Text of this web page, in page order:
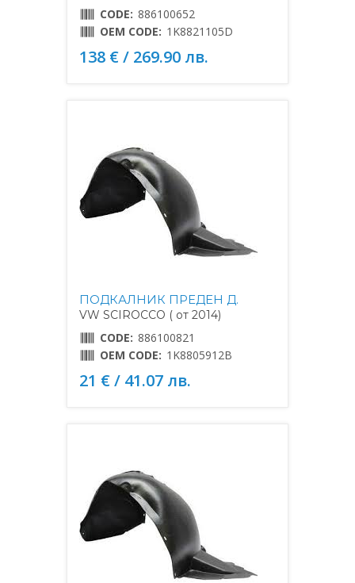
CODE: 886100652
OEM CODE: 1K8821105D
138 € / 269.90 лв.
ПОДКАЛНИК ПРЕДЕН Д.
VW SCIROCCO ( от 2014)
CODE: 886100821
OEM CODE: 1K8805912B
21 € / 41.07 лв.